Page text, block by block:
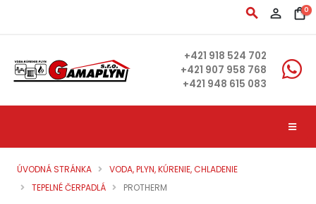
search person_outline shopping_bag0
+421 918 524 702
+421 907 958 768
+421 948 615 083
ÚVODNÁ STRÁNKA
VODA, PLYN, KÚRENIE, CHLADENIE
TEPELNÉ ČERPADLÁ
PROTHERM